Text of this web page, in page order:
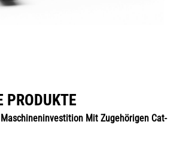
PRODUKTE
Mit Zugehörigen Cat-